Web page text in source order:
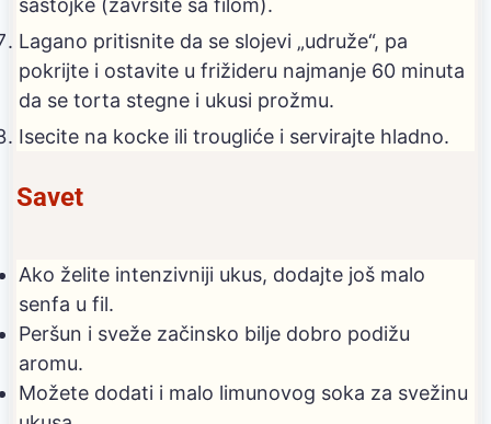
sastojke (završite sa filom).
Lagano pritisnite da se slojevi „udruže“, pa
pokrijte i ostavite u frižideru najmanje 60 minuta
da se torta stegne i ukusi prožmu.
Isecite na kocke ili trougliće i servirajte hladno.
Savet
Ako želite intenzivniji ukus, dodajte još malo
senfa u fil.
Peršun i sveže začinsko bilje dobro podižu
aromu.
Možete dodati i malo limunovog soka za svežinu